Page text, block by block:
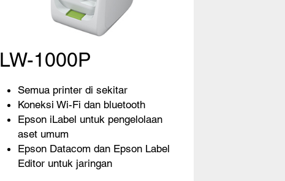
LW-1000P
Semua printer di sekitar
Koneksi Wi-Fi dan bluetooth
Epson iLabel untuk pengelolaan
aset umum
Epson Datacom dan Epson Label
Editor untuk jaringan